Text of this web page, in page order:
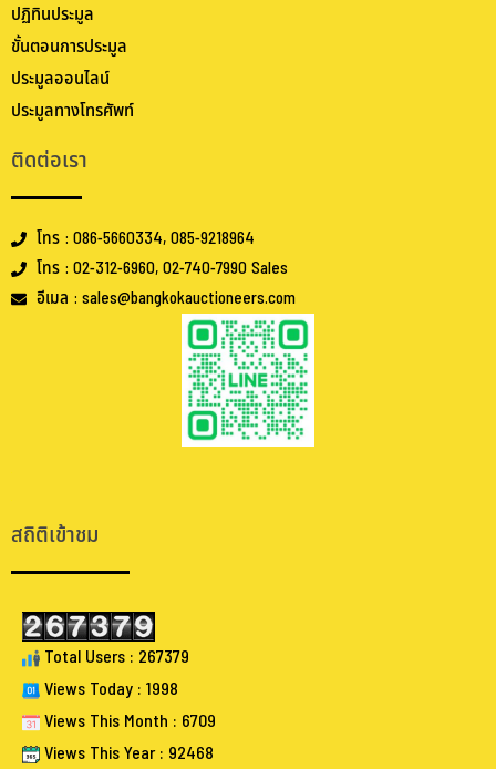
ปฏิทินประมูล
ขั้นตอนการประมูล
ประมูลออนไลน์
ประมูลทางโทรศัพท์
ติดต่อเรา
โทร : 086-5660334, 085-9218964
โทร : 02-312-6960, 02-740-7990 Sales
อีเมล : sales@bangkokauctioneers.com
สถิติเข้าชม
Total Users : 267379
Views Today : 1998
Views This Month : 6709
Views This Year : 92468